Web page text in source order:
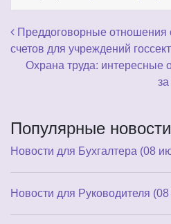
Навигация по
Преддоговорные отношения
счетов для учреждений
Охрана труда: интересные
Популярные новости
Новости для Бухгалтера (08
Новости для Руководителя